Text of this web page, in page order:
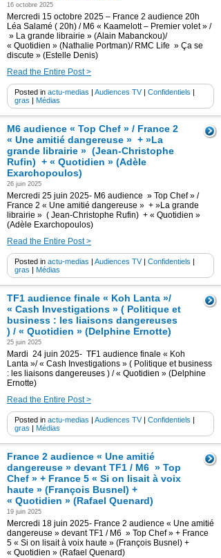
16 octobre 2025
Mercredi 15 octobre 2025 – France 2 audience 20h
Léa Salamé ( 20h) / M6 « Kaamelott – Premier volet » /
» La grande librairie » (Alain Mabanckou)/
« Quotidien » (Nathalie Portman)/ RMC Life » Ça se
discute » (Estelle Denis)
Read the Entire Post >
Posted in actu-medias | Audiences TV| Confidentiels |
gras | Médias
M6 audience « Top Chef » / France 2
« Une amitié dangereuse » + »La
grande librairie » (Jean-Christophe
Rufin) + « Quotidien » (Adèle
Exarchopoulos)
26 juin 2025
Mercredi 25 juin 2025- M6 audience » Top Chef » /
France 2 « Une amitié dangereuse » + »La grande
librairie » ( Jean-Christophe Rufin) + « Quotidien »
(Adèle Exarchopoulos)
Read the Entire Post >
Posted in actu-medias | Audiences TV| Confidentiels |
gras | Médias
TF1 audience finale « Koh Lanta »/
« Cash Investigations » ( Politique et
business : les liaisons dangereuses
) / « Quotidien » (Delphine Ernotte)
25 juin 2025
Mardi 24 juin 2025- TF1 audience finale « Koh
Lanta »/ « Cash Investigations » ( Politique et business
: les liaisons dangereuses ) / « Quotidien » (Delphine
Ernotte)
Read the Entire Post >
Posted in actu-medias | Audiences TV| Confidentiels |
gras | Médias
France 2 audience « Une amitié
dangereuse » devant TF1 / M6 » Top
Chef » + France 5 « Si on lisait à voix
haute » (François Busnel) +
« Quotidien » (Rafael Quenard)
19 juin 2025
Mercredi 18 juin 2025- France 2 audience « Une amitié
dangereuse » devant TF1 / M6 » Top Chef » + France
5 « Si on lisait à voix haute » (François Busnel) +
« Quotidien » (Rafael Quenard)